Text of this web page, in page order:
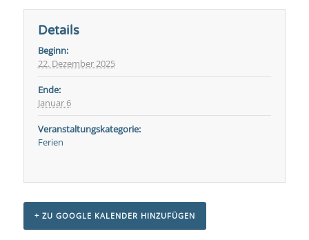
Details
Beginn:
22. Dezember 2025
Ende:
Januar 6
Veranstaltungskategorie:
Ferien
+ ZU GOOGLE KALENDER HINZUFÜGEN